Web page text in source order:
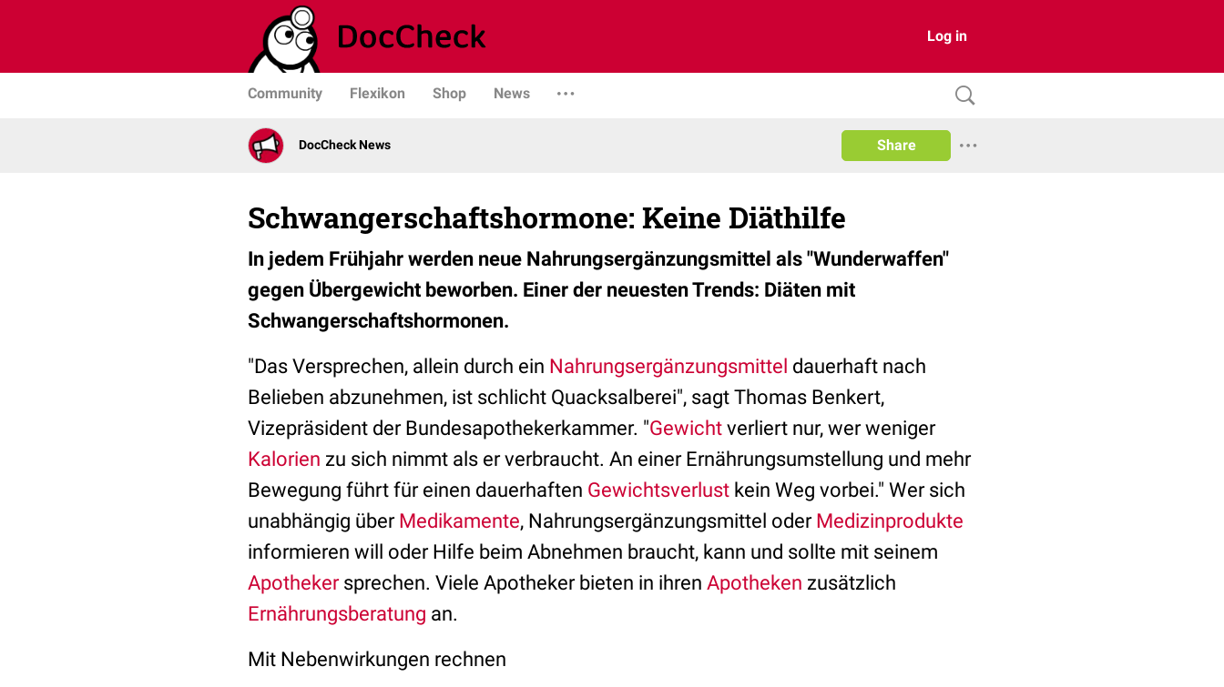
Log in
Community Flexikon Shop News
DocCheck News Share
Schwangerschaftshormone: Keine Diäthilfe
In jedem Frühjahr werden neue Nahrungsergänzungsmittel als "Wunderwaffen"
gegen Übergewicht beworben. Einer der neuesten Trends: Diäten mit
Schwangerschaftshormonen.
"Das Versprechen, allein durch ein Nahrungsergänzungsmittel dauerhaft nach
Belieben abzunehmen, ist schlicht Quacksalberei", sagt Thomas Benkert,
Vizepräsident der Bundesapothekerkammer. "Gewicht verliert nur, wer weniger
Kalorien zu sich nimmt als er verbraucht. An einer Ernährungsumstellung und mehr
Bewegung führt für einen dauerhaften Gewichtsverlust kein Weg vorbei." Wer sich
unabhängig über Medikamente, Nahrungsergänzungsmittel oder Medizinprodukte
informieren will oder Hilfe beim Abnehmen braucht, kann und sollte mit seinem
Apothekersprechen. Viele Apotheker bieten in ihren Apotheken zusätzlich
Ernährungsberatung an.
Mit Nebenwirkungen rechnen